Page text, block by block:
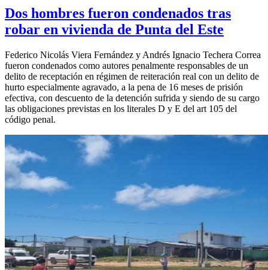
Dos hombres fueron condenados tras
robar en vivienda de Punta del Este
Federico Nicolás Viera Fernández y Andrés Ignacio Techera Correa
fueron condenados como autores penalmente responsables de un
delito de receptación en régimen de reiteración real con un delito de
hurto especialmente agravado, a la pena de 16 meses de prisión
efectiva, con descuento de la detención sufrida y siendo de su cargo
las obligaciones previstas en los literales D y E del art 105 del
código penal.